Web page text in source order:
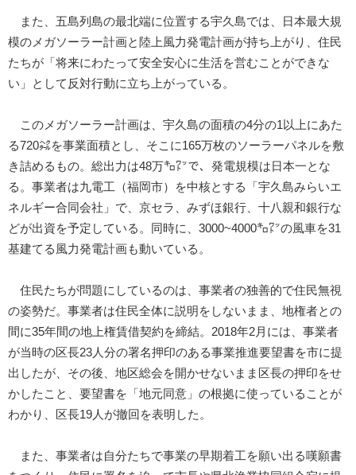
また、五島列島の最北端に位置する宇久島では、日本最大規
模のメガソーラー計画と陸上風力発電計画が持ち上がり、住民
たちが「将来にわたって安全安心に生活を営むことができな
い」として反対行動に立ち上がっている。
このメガソーラー計画は、宇久島の面積の4分の1以上にあた
る720㌶を事業面積とし、そこに165万枚のソーラーパネルを敷
き詰めるもの。総出力は48万㌔㍗で、発電規模は日本一とな
る。事業者は九電工（福岡市）を中核とする「宇久島みらいエ
ネルギー合同会社」で、京セラ、みずほ銀行、十八親和銀行な
どが出資を予定している。同時に、3000~4000㌔㍗の風車を31
基建てる風力発電計画も動いている。
住民たちが問題にしているのは、事業者の独善的で住民無視
の姿勢だ。事業者は住民全体に説明をしないまま、地権者との
間に35年間の地上権賃借契約を締結。2018年2月には、事業者
が当時の区長23人分の署名押印のある事業推進要望書を市に提
出したが、その後、地区総会を開かせないまま区長の押印をせ
かしたこと、要望書を「地元同意」の根拠に使っていることが
わかり、区長19人が撤回を表明した。
また、事業者は自分たちで事業の早期着工を願い出る嘆願書